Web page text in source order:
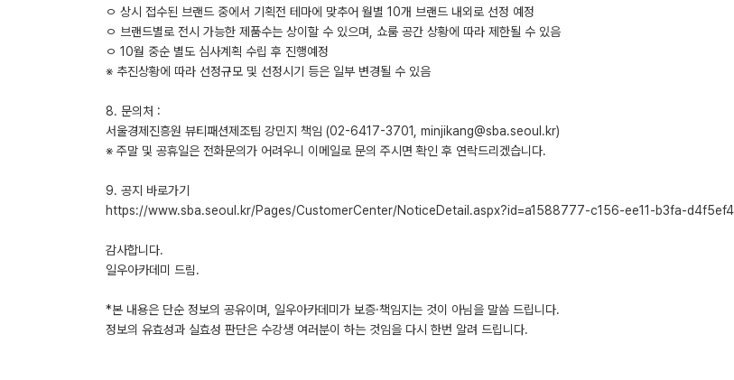
ㅇ 상시 접수된 브랜드 중에서 기획전 테마에 맞추어 월별 10개 브랜드 내외로 선정 예정
ㅇ 브랜드별로 전시 가능한 제품수는 상이할 수 있으며, 쇼룸 공간 상황에 따라 제한될 수 있음
ㅇ 10월 중순 별도 심사계획 수립 후 진행예정
※ 추진상황에 따라 선정규모 및 선정시기 등은 일부 변경될 수 있음
8. 문의처 :
서울경제진흥원 뷰티패션제조팀 강민지 책임 (02-6417-3701, minjikang@sba.seoul.kr)
※ 주말 및 공휴일은 전화문의가 어려우니 이메일로 문의 주시면 확인 후 연락드리겠습니다.
9. 공지 바로가기
https://www.sba.seoul.kr/Pages/CustomerCenter/NoticeDetail.aspx?id=a1588777-c156-ee11-b3fa-
감사합니다.
일우아카데미 드림.
*본 내용은 단순 정보의 공유이며, 일우아카데미가 보증·책임지는 것이 아님을 말씀 드립니다.
정보의 유효성과 실효성 판단은 수강생 여러분이 하는 것임을 다시 한번 알려 드립니다.